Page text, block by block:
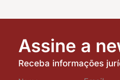
Assine a
Receba informações